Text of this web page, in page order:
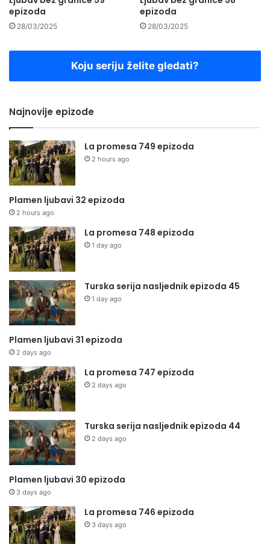
epizoda
28/03/2025
epizoda
28/03/2025
Koju seriju želite gledati?
Najnovije epizode
La promesa 749 epizoda
2 hours ago
Plamen ljubavi 32 epizoda
2 hours ago
La promesa 748 epizoda
1 day ago
Turska serija nasljednik epizoda 45
1 day ago
Plamen ljubavi 31 epizoda
2 days ago
La promesa 747 epizoda
2 days ago
Turska serija nasljednik epizoda 44
2 days ago
Plamen ljubavi 30 epizoda
3 days ago
La promesa 746 epizoda
3 days ago